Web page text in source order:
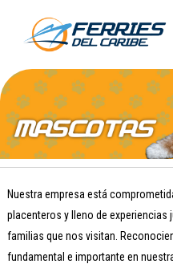
Nuestra empresa está
placenteros y lleno de
familias que nos visitan.
fundamental e importante en